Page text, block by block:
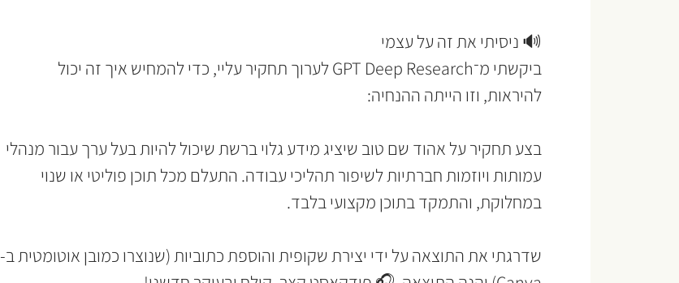
🔊 ניסיתי את זה על עצמי
ביקשתי מ־GPT Deep Research לערוך תחקיר עליי, כדי להמחיש איך זה יכול
להיראות, וזו הייתה ההנחיה:
בצע תחקיר על אהוד שם טוב שיציג מידע גלוי ברשת שיכול להיות בעל ערך עבור מנהלי
עמותות ויוזמות חברתיות לשיפור תהליכי עבודה. התעלם מכל תוכן פוליטי או שנוי
במחלוקת, והתמקד בתוכן מקצועי בלבד.
שדרגתי את התוצאה על ידי יצירת שקופית והוספת כתוביות (שנוצרו כמובן אוטומטית ב-